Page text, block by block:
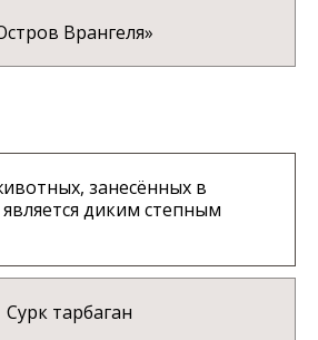
Врангеля»
занесённых в
диким степным
Сурк тарбаган